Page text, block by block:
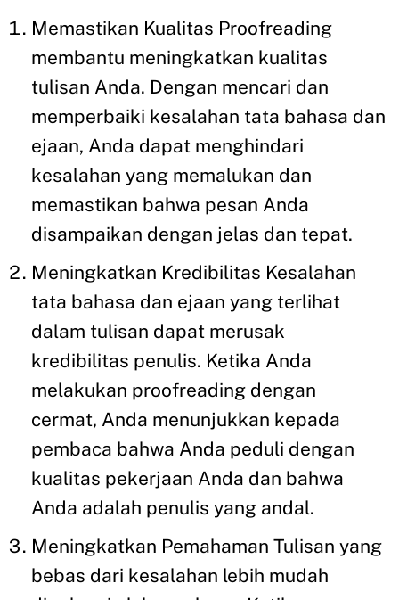
Memastikan Kualitas Proofreading
membantu meningkatkan kualitas
tulisan Anda. Dengan mencari dan
memperbaiki kesalahan tata bahasa dan
ejaan, Anda dapat menghindari
kesalahan yang memalukan dan
memastikan bahwa pesan Anda
disampaikan dengan jelas dan tepat.
Meningkatkan Kredibilitas Kesalahan
tata bahasa dan ejaan yang terlihat
dalam tulisan dapat merusak
kredibilitas penulis. Ketika Anda
melakukan proofreading dengan
cermat, Anda menunjukkan kepada
pembaca bahwa Anda peduli dengan
kualitas pekerjaan Anda dan bahwa
Anda adalah penulis yang andal.
Meningkatkan Pemahaman Tulisan yang
bebas dari kesalahan lebih mudah